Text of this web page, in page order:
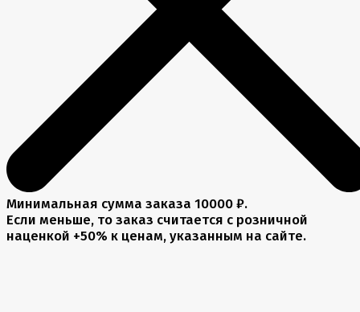
Минимальная сумма заказа 10000 ₽.
Если меньше, то заказ считается с розничной
наценкой +50% к ценам, указанным на сайте.